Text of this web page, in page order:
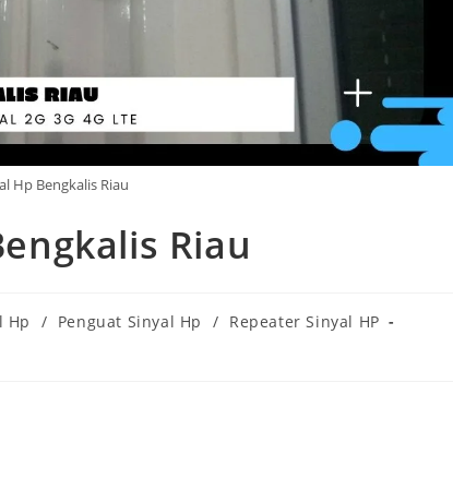
Hp Bengkalis Riau
Riau
Hp / Penguat Sinyal Hp / Repeater Sinyal HP